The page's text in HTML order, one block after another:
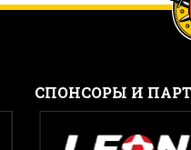
CПОНСОРЫ И